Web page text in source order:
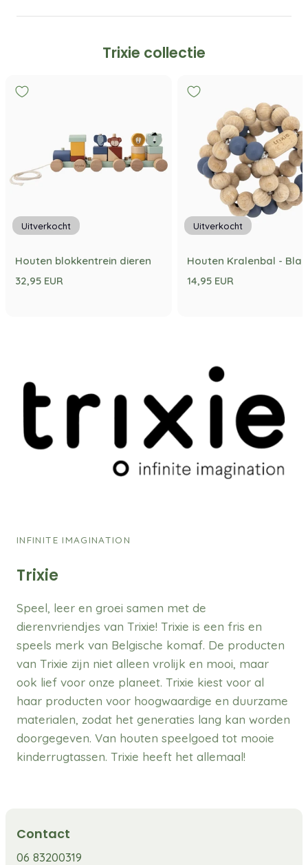
Trixie collectie
Uitverkocht
Houten blokkentrein dieren
32,95 EUR
Uitverkocht
Houten Kralenbal -
14,95 EUR
INFINITE IMAGINATION
Trixie
Speel, leer en groei samen met de
dierenvriendjes van Trixie! Trixie is een fris en
speels merk van Belgische komaf. De producten
van Trixie zijn niet alleen vrolijk en mooi, maar
ook lief voor onze planeet. Trixie kiest voor al
haar producten voor hoogwaardige en duurzame
materialen, zodat het generaties lang kan worden
doorgegeven. Van houten speelgoed tot mooie
kinderrugtassen. Trixie heeft het allemaal!
Contact
06 83200319